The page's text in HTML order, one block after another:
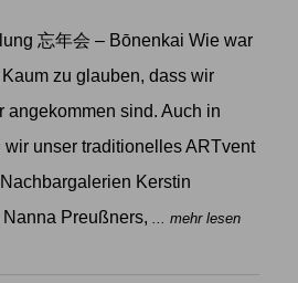
忘年会 – Bōnenkai Wie war
zu glauben, dass wir
angekommen sind. Auch in
unser traditionelles ARTvent
Kerstin
Preußners,
... mehr lesen